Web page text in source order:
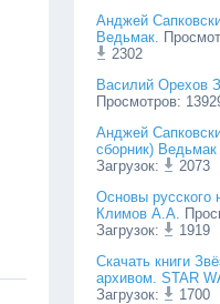
Анджей
Ведьмак.
2302
Василий Орехов
Просмотров:
Анджей
сборник) Ведьмак
Загрузок:
2073
Основы русского
Климов А.А.
Загрузок:
1919
Cкачать книги
архивом. STAR
Загрузок:
1700